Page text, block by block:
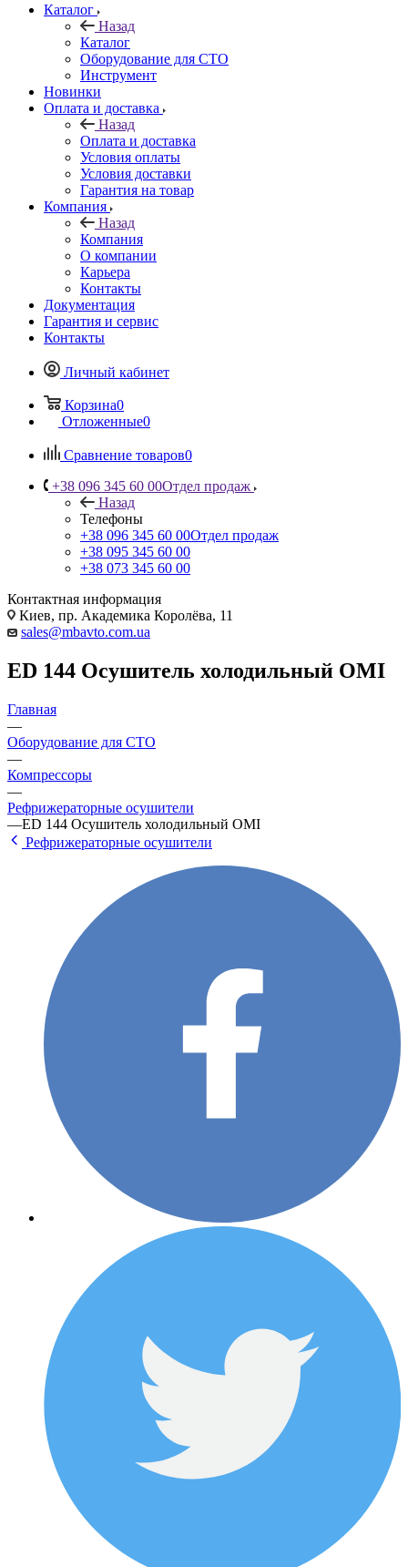
Каталог
Назад
Каталог
Оборудование для СТО
Инструмент
Новинки
Оплата и доставка
Назад
Оплата и доставка
Условия оплаты
Условия доставки
Гарантия на товар
Компания
Назад
Компания
О компании
Карьера
Контакты
Документация
Гарантия и сервис
Контакты
Личный кабинет
Корзина0
Отложенные0
Сравнение товаров0
+38 096 345 60 00Отдел продаж
Назад
Телефоны
+38 096 345 60 00Отдел продаж
+38 095 345 60 00
+38 073 345 60 00
Контактная информация
Киев, пр. Академика Королёва, 11
sales@mbavto.com.ua
ED 144 Осушитель холодильный OMI
Главная
—
Оборудование для СТО
—
Компрессоры
—
Рефрижераторные осушители
—ED 144 Осушитель холодильный OMI
Рефрижераторные осушители